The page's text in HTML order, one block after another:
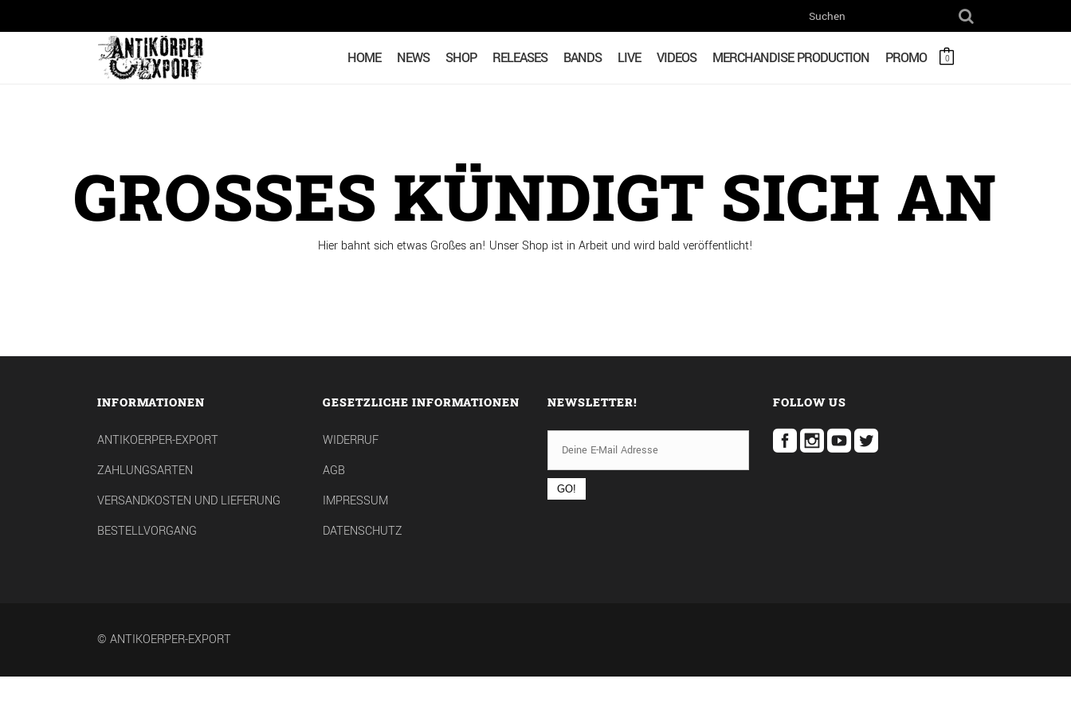
HOME NEWS SHOP RELEASES BANDS LIVE VIDEOS MERCHANDISE PRODUCTION PROMO 0
GROSSES KÜNDIGT SICH AN
Hier bahnt sich etwas Großes an! Unser Shop ist in Arbeit und wird bald veröffentlicht!
INFORMATIONEN
ANTIKOERPER-EXPORT
ZAHLUNGSARTEN
VERSANDKOSTEN UND LIEFERUNG
BESTELLVORGANG
GESETZLICHE INFORMATIONEN
WIDERRUF
AGB
IMPRESSUM
DATENSCHUTZ
NEWSLETTER! FOLLOW US
© ANTIKOERPER-EXPORT